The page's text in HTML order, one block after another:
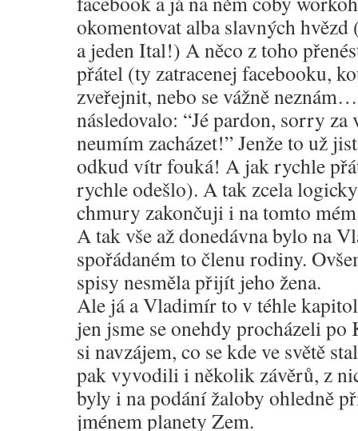
okomentovat alba slavných
a jeden Ital!) A něco z toho
přátel (ty zatracenej facebooku,
zveřejnit, nebo se vážně
následovalo: “Jé pardon, sorry za
neumím zacházet!” Jenže to už
odkud vítr fouká! A jak rychle
rychle odešlo). A tak zcela
chmury zakončuji i na tomto
A tak vše až donedávna bylo na
spořádaném to členu rodiny.
spisy nesměla přijít jeho žena.
Ale já a Vladimír to v téhle
jen jsme se onehdy procházeli
si navzájem, co se kde ve světě
pak vyvodili i několik závěrů, z
byly i na podání žaloby ohledně
jménem planety Zem.